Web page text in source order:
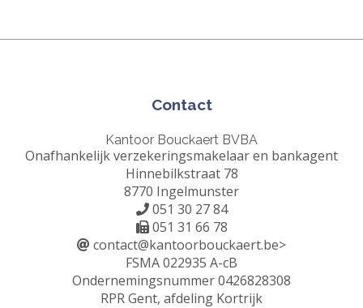
Contact
Kantoor Bouckaert BVBA
Onafhankelijk verzekeringsmakelaar en bankagent
Hinnebilkstraat 78
8770 Ingelmunster
051 30 27 84
051 31 66 78
contact@kantoorbouckaert.be>
FSMA 022935 A-cB
Ondernemingsnummer 0426828308
RPR Gent, afdeling Kortrijk